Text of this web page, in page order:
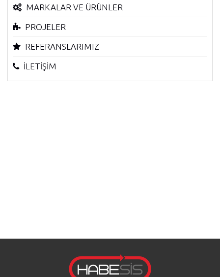
MARKALAR VE ÜRÜNLER
PROJELER
REFERANSLARIMIZ
İLETİŞİM